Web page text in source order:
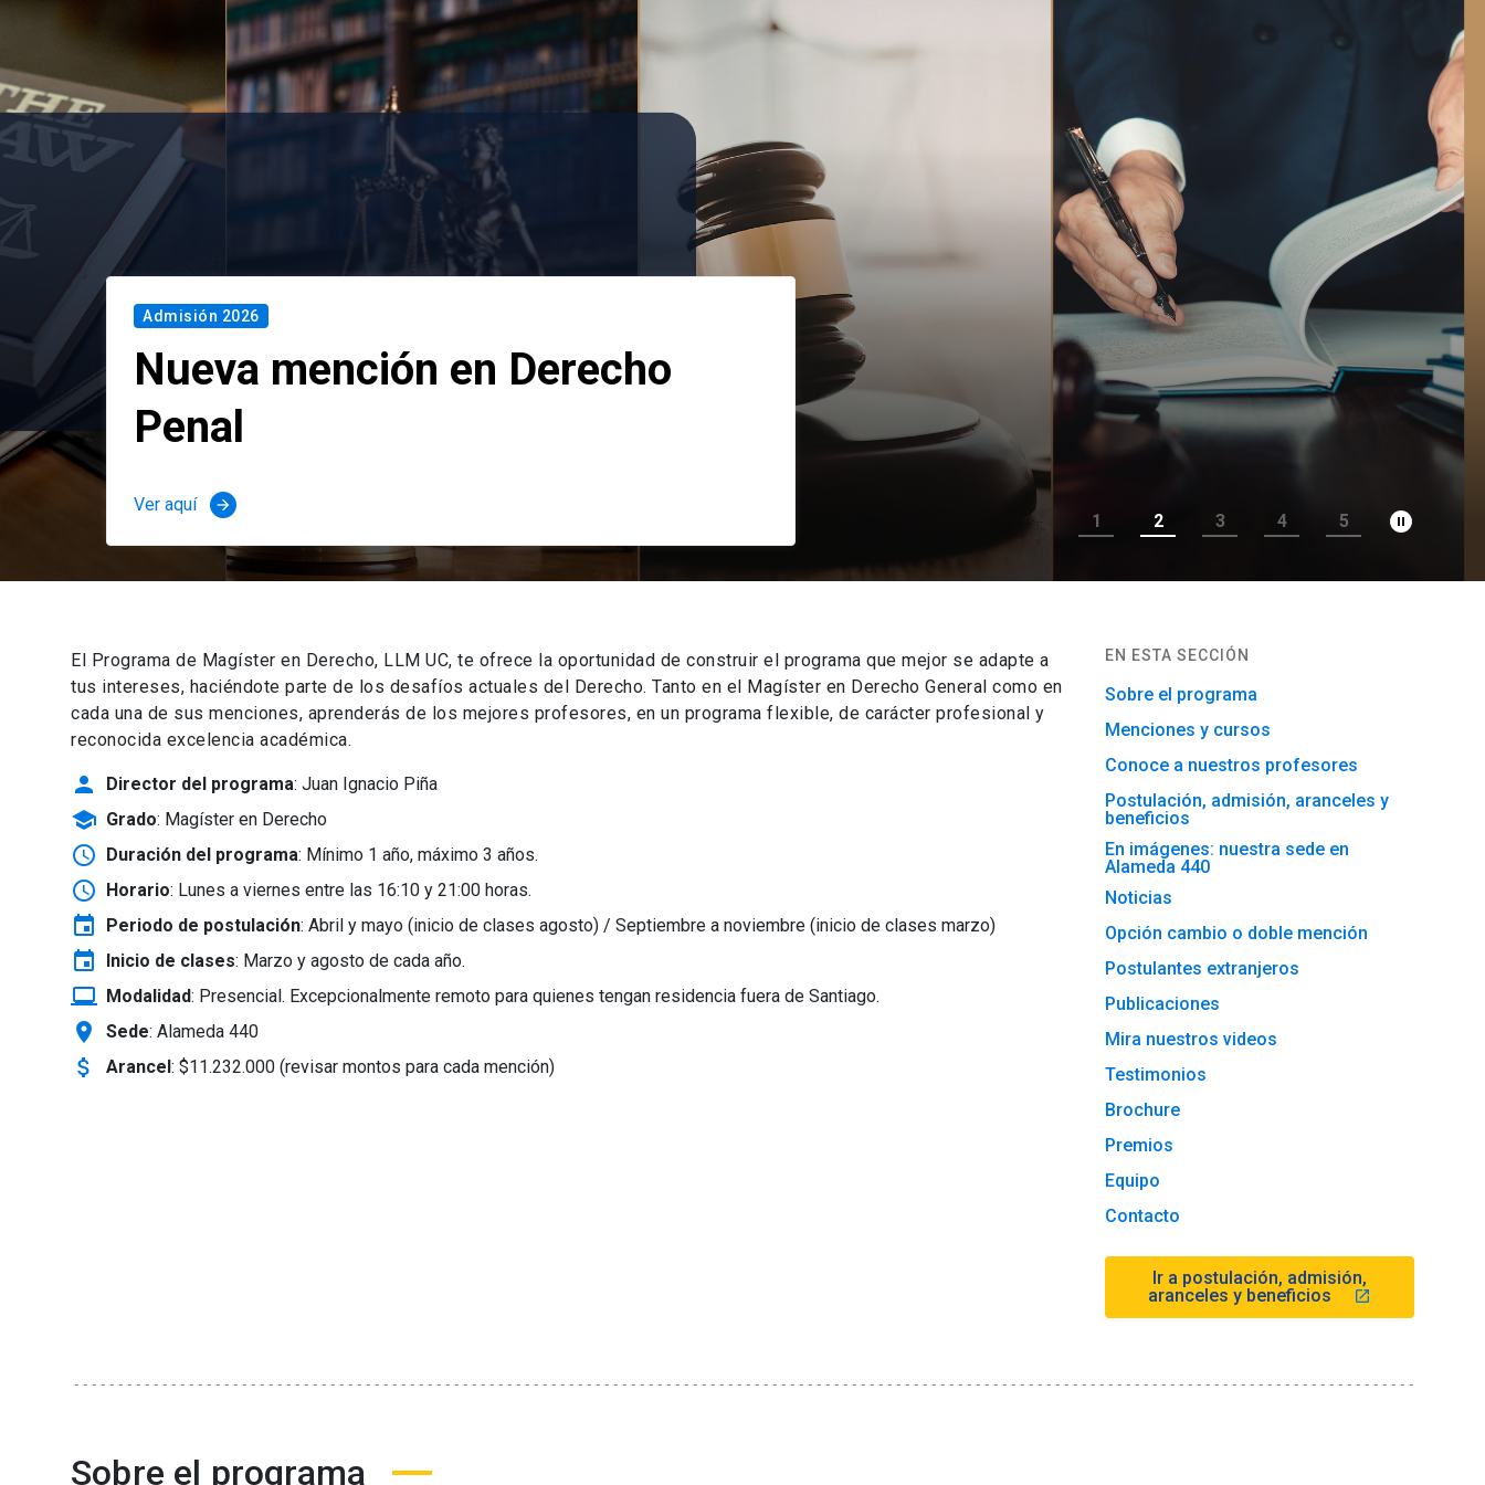
Admisión 2026
Nueva mención en Derecho
Penal
Ver aquí arrow_forward
1 2 3 4 5 pause_circle_filled
El Programa de Magíster en Derecho, LLM UC, te ofrece la oportunidad de construir el programa que mejor se adapte a
tus intereses, haciéndote parte de los desafíos actuales del Derecho. Tanto en el Magíster en Derecho General como en
cada una de sus menciones, aprenderás de los mejores profesores, en un programa flexible, de carácter profesional y
reconocida excelencia académica.
person Director del programa: Juan Ignacio Piña
school Grado: Magíster en Derecho
schedule Duración del programa: Mínimo 1 año, máximo 3 años.
schedule Horario: Lunes a viernes entre las 16:10 y 21:00 horas.
event Periodo de postulación: Abril y mayo (inicio de clases agosto) / Septiembre a noviembre (inicio de clases marzo)
event Inicio de clases: Marzo y agosto de cada año.
laptop_windows Modalidad: Presencial. Excepcionalmente remoto para quienes tengan residencia fuera de Santiago.
location_on Sede: Alameda 440
attach_money Arancel: $11.232.000 (revisar montos para cada mención)
EN ESTA SECCIÓN
Sobre el programa
Menciones y cursos
Conoce a nuestros profesores
Postulación, admisión, aranceles y
beneficios
En imágenes: nuestra sede en
Alameda 440
Noticias
Opción cambio o doble mención
Postulantes extranjeros
Publicaciones
Mira nuestros videos
Testimonios
Brochure
Premios
Equipo
Contacto
Ir a postulación, admisión,
aranceles y beneficios
launch
Sobre el programa